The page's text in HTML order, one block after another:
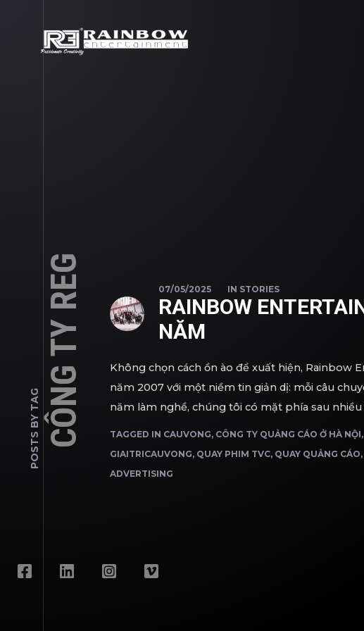
POSTS BY TAGCÔNG TY REG 07/05/2025 IN STORIES
RAINBOW
NĂM
Không chọn cách ồn ào để xuất hiện, Rainbow
năm 2007 với một niềm tin giản dị: mỗi câu
năm làm nghề, chúng tôi có mặt phía sau
TAGGED IN CAUVONG, CÔNG TY QUẢNG CÁO Ở HÀ NỘI,
GIAITRICAUVONG, QUAY PHIM TVC, QUAY QUẢNG CÁO,
ADVERTISING